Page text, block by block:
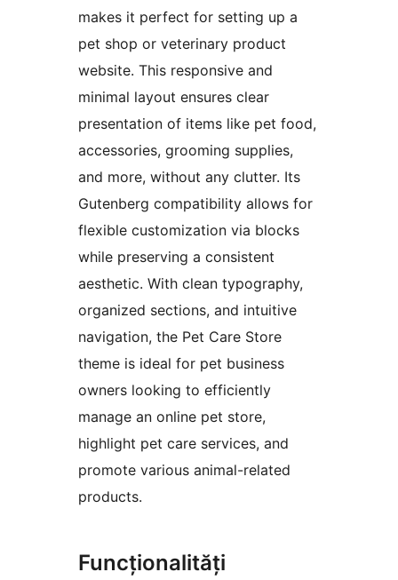
makes it perfect for setting up a
pet shop or veterinary product
website. This responsive and
minimal layout ensures clear
presentation of items like pet food,
accessories, grooming supplies,
and more, without any clutter. Its
Gutenberg compatibility allows for
flexible customization via blocks
while preserving a consistent
aesthetic. With clean typography,
organized sections, and intuitive
navigation, the Pet Care Store
theme is ideal for pet business
owners looking to efficiently
manage an online pet store,
highlight pet care services, and
promote various animal-related
products.
Funcționalități